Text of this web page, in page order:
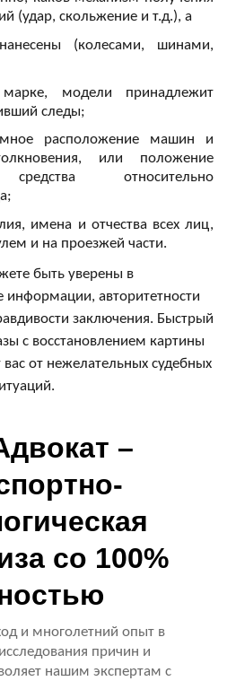
(удар, скольжение и т.д.), а
(колесами, шинами,
модели принадлежит
следы;
расположение машин и
или положение
средства относительно
имена и отчества всех лиц,
и на проезжей части.
быть уверены в
авторитетности
заключения. Быстрый
с восстановлением картины
от нежелательных судебных
–
со 100%
и многолетний опыт в
причин и
нашим экспертам с